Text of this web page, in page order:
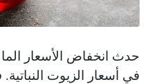
حدث انخفاض الأسعار
في أسعار الزيوت